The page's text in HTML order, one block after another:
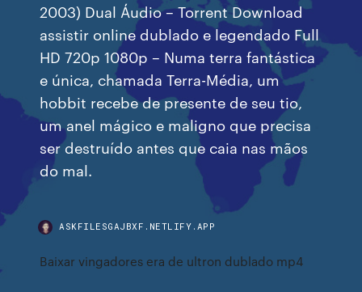
2003) Dual Áudio – Torrent Download
assistir online dublado e legendado Full
HD 720p 1080p – Numa terra fantástica
e única, chamada Terra-Média, um
hobbit recebe de presente de seu tio,
um anel mágico e maligno que precisa
ser destruído antes que caia nas mãos
do mal.
ASKFILESGAJBXF.NETLIFY.APP
Baixar vingadores era de ultron dublado mp4